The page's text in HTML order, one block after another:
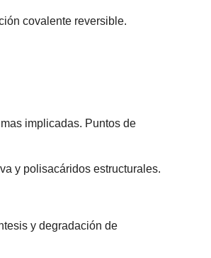
covalente reversible.
implicadas. Puntos de
y polisacáridos estructurales.
y degradación de